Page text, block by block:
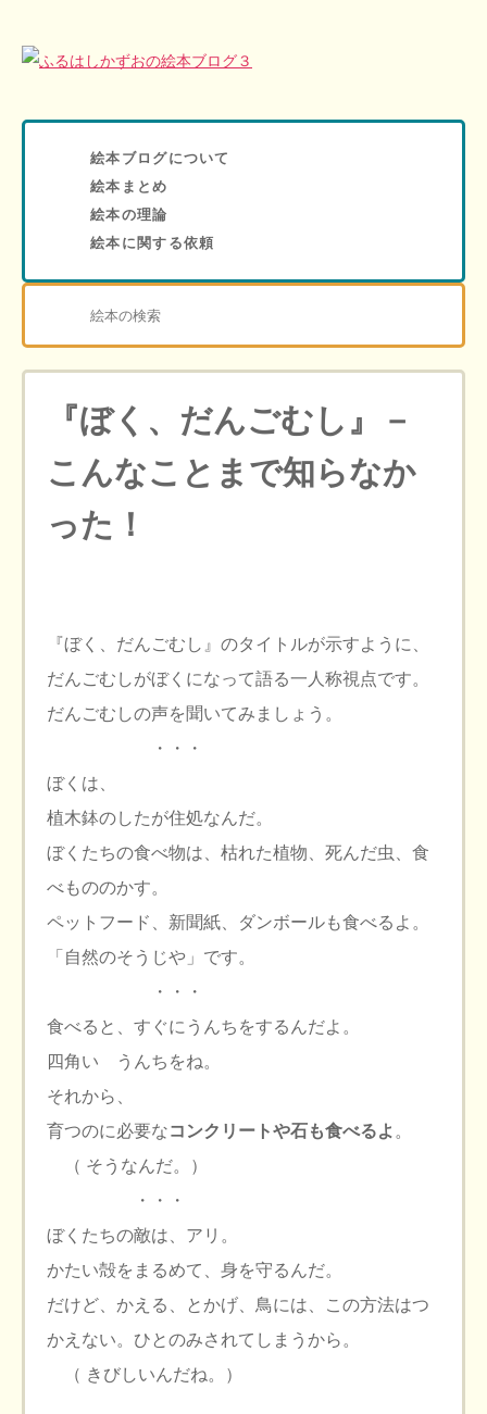
絵本ブログについて
絵本まとめ
絵本の理論
絵本に関する依頼
『ぼく、だんごむし』－
こんなことまで知らなか
った！
『ぼく、だんごむし』のタイトルが示すように、
だんごむしがぼくになって語る一人称視点です。
だんごむしの声を聞いてみましょう。
・・・
ぼくは、
植木鉢のしたが住処なんだ。
ぼくたちの食べ物は、枯れた植物、死んだ虫、食
べもののかす。
ペットフード、新聞紙、ダンボールも食べるよ。
「自然のそうじや」です。
・・・
食べると、すぐにうんちをするんだよ。
四角い うんちをね。
それから、
育つのに必要なコンクリートや石も食べるよ 。
（ そうなんだ。）
・・・
ぼくたちの敵は、アリ。
かたい殻をまるめて、身を守るんだ。
だけど、かえる、とかげ、鳥には、この方法はつ
かえない。ひとのみされてしまうから。
（ きびしいんだね。）